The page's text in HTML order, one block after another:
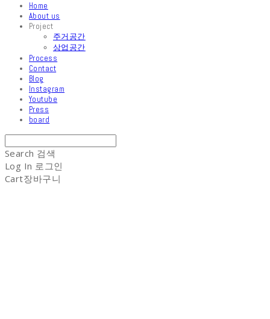
Home
About us
Project
주거공간
상업공간
Process
Contact
Blog
Instagram
Youtube
Press
board
Search 검색
Log In 로그인
Cart장바구니